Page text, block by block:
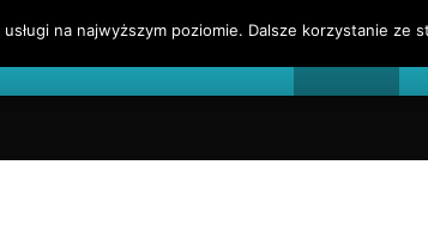
Sygnały Handlowe Blogroll
na najwyższym poziomie. Dalsze korzystanie ze